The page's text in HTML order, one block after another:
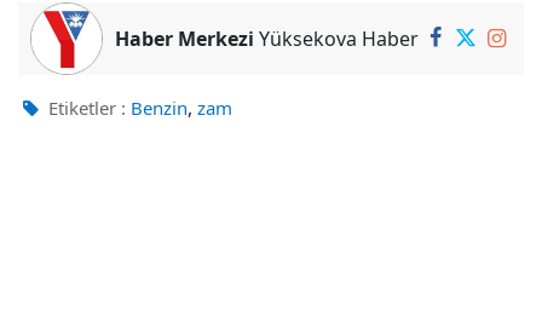
Haber Merkezi Yüksekova Haber
Etiketler : Benzin, zam